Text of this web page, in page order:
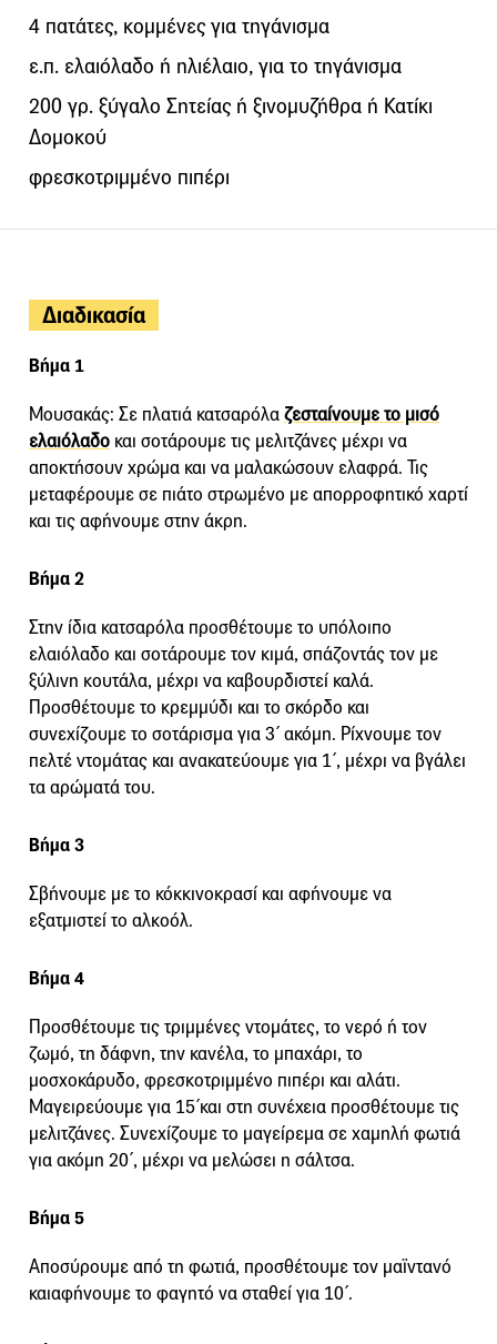
4 πατάτες, κομμένες για τηγάνισμα
ε.π. ελαιόλαδο ή ηλιέλαιο, για το τηγάνισμα
200 γρ. ξύγαλο Σητείας ή ξινομυζήθρα ή Κατίκι
Δομοκού
φρεσκοτριμμένο πιπέρι
Διαδικασία
Βήμα 1
Μουσακάς: Σε πλατιά κατσαρόλαζεσταίνουμε το μισό
ελαιόλαδο και σοτάρουμε τις μελιτζάνες μέχρι να
αποκτήσουν χρώμα και να μαλακώσουν ελαφρά. Τις
μεταφέρουμε σε πιάτο στρωμένο με απορροφητικό χαρτί
και τις αφήνουμε στην άκρη.
Βήμα 2
Στην ίδια κατσαρόλα προσθέτουμε το υπόλοιπο
ελαιόλαδο και σοτάρουμε τον κιμά, σπάζοντάς τον με
ξύλινη κουτάλα, μέχρι να καβουρδιστεί καλά.
Προσθέτουμε το κρεμμύδι και το σκόρδο και
συνεχίζουμε το σοτάρισμα για 3΄ ακόμη. Ρίχνουμε τον
πελτέ ντομάτας και ανακατεύουμε για 1΄, μέχρι να βγάλει
τα αρώματά του.
Βήμα 3
Σβήνουμε με το κόκκινοκρασί και αφήνουμε να
εξατμιστεί το αλκοόλ.
Βήμα 4
Προσθέτουμε τις τριμμένες ντομάτες, το νερό ή τον
ζωμό, τη δάφνη, την κανέλα, το μπαχάρι, το
μοσχοκάρυδο, φρεσκοτριμμένο πιπέρι και αλάτι.
Μαγειρεύουμε για 15΄και στη συνέχεια προσθέτουμε τις
μελιτζάνες. Συνεχίζουμε το μαγείρεμα σε χαμηλή φωτιά
για ακόμη 20΄, μέχρι να μελώσει η σάλτσα.
Βήμα 5
Αποσύρουμε από τη φωτιά, προσθέτουμε τον μαϊντανό
καιαφήνουμε το φαγητό να σταθεί για 10΄.